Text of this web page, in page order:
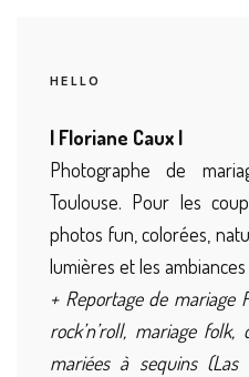
HELLO
| Floriane Caux |
Photographe de
Toulouse. Pour les
photos fun, colorées,
lumières et les
+ Reportage de mariage
rock’n’roll, mariage
mariées à sequins